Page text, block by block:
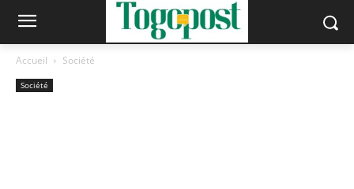
Accueil Société
Société